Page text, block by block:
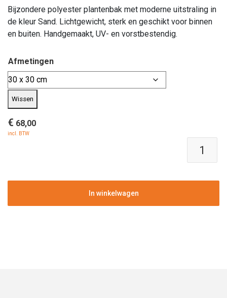
€ 496,00
Bijzondere polyester plantenbak met moderne uitstraling in
de kleur Sand. Lichtgewicht, sterk en geschikt voor binnen
en buiten. Handgemaakt, UV- en vorstbestendig.
Afmetingen
Wissen
€ 68,00
incl. BTW
Terreno
Sand
In winkelwagen